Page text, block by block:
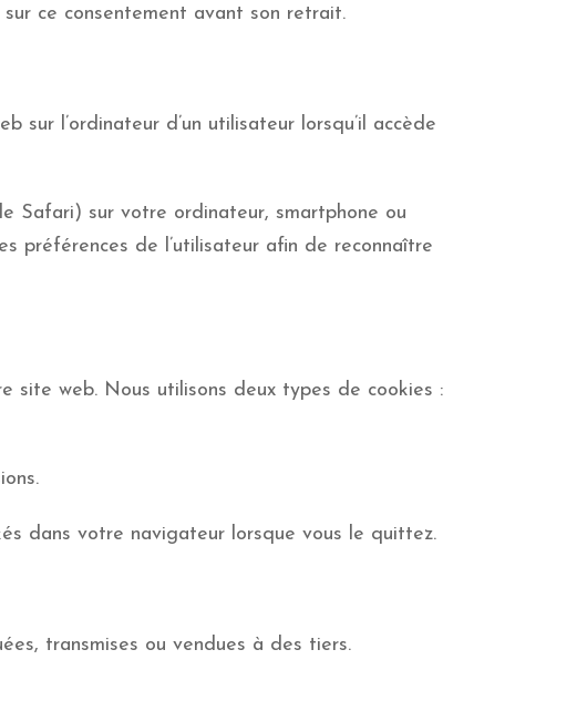
ce consentement avant son retrait.
l’ordinateur d’un utilisateur lorsqu’il accède
Safari) sur votre ordinateur, smartphone ou
préférences de l’utilisateur afin de reconnaître
site web. Nous utilisons deux types de cookies :
dans votre navigateur lorsque vous le quittez.
transmises ou vendues à des tiers.